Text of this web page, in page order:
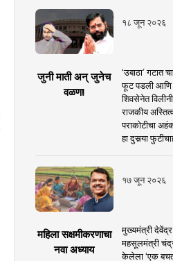
१८ जून २०२६
जुनी माती अन् जुनेच
वळण!
‘उबाठा’ गटात
फूट पडली आणि
शिवसेनेत
राजकीय
पराकोटीचा
हा दुसर्‍या
१७ जून २०२६
महिला सक्षमीकरणाचा
नवा अध्याय
मुख्यमंत्री देवेंद्र
महसूलमंत्री
केलेला ‘एक बचत